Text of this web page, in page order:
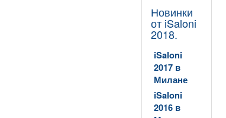
Новинки
от iSaloni
2018.
iSaloni
2017 в
Милане
iSaloni
2016 в